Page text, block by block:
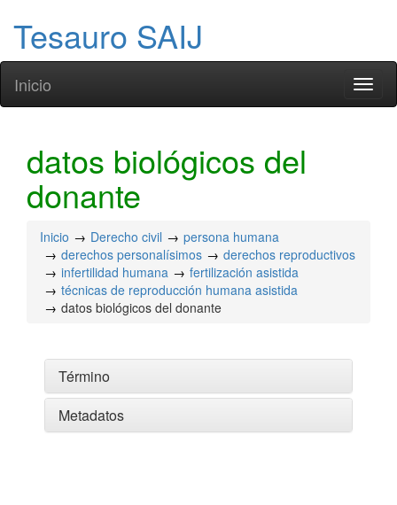
Tesauro SAIJ
Inicio
datos biológicos del
donante
Inicio Derecho civil
persona humana
derechos personalísimos
derechos reproductivos
infertilidad humana
fertilización asistida
técnicas de reproducción humana asistida
datos biológicos del donante
Término
Metadatos